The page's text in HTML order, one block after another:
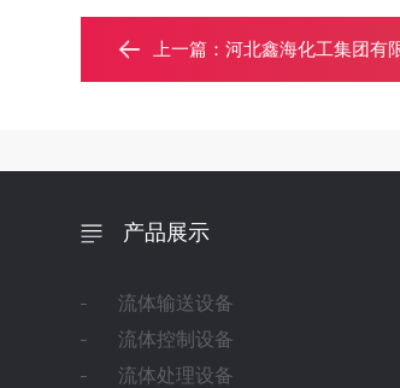
上一篇：河北鑫海化工集团有限公
产品展示
流体输送设备
流体控制设备
流体处理设备